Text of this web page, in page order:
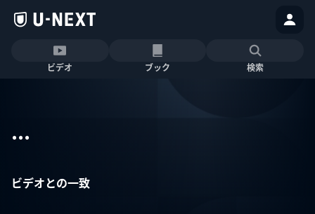
ビデオ ブック 検索
...
ビデオとの一致